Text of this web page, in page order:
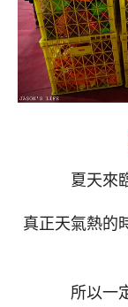
夏天來
真正天氣熱的
所以一